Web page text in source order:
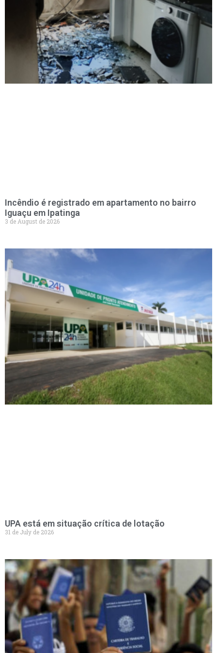
Incêndio é registrado em apartamento no bairro
Iguaçu em Ipatinga
3 de August de 2026
UPA está em situação crítica de lotação
31 de July de 2026